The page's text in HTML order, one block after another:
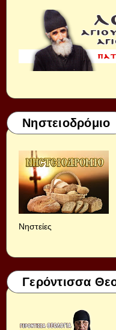
Νηστειοδρόμιο
Νηστείες
Γερόντισσα